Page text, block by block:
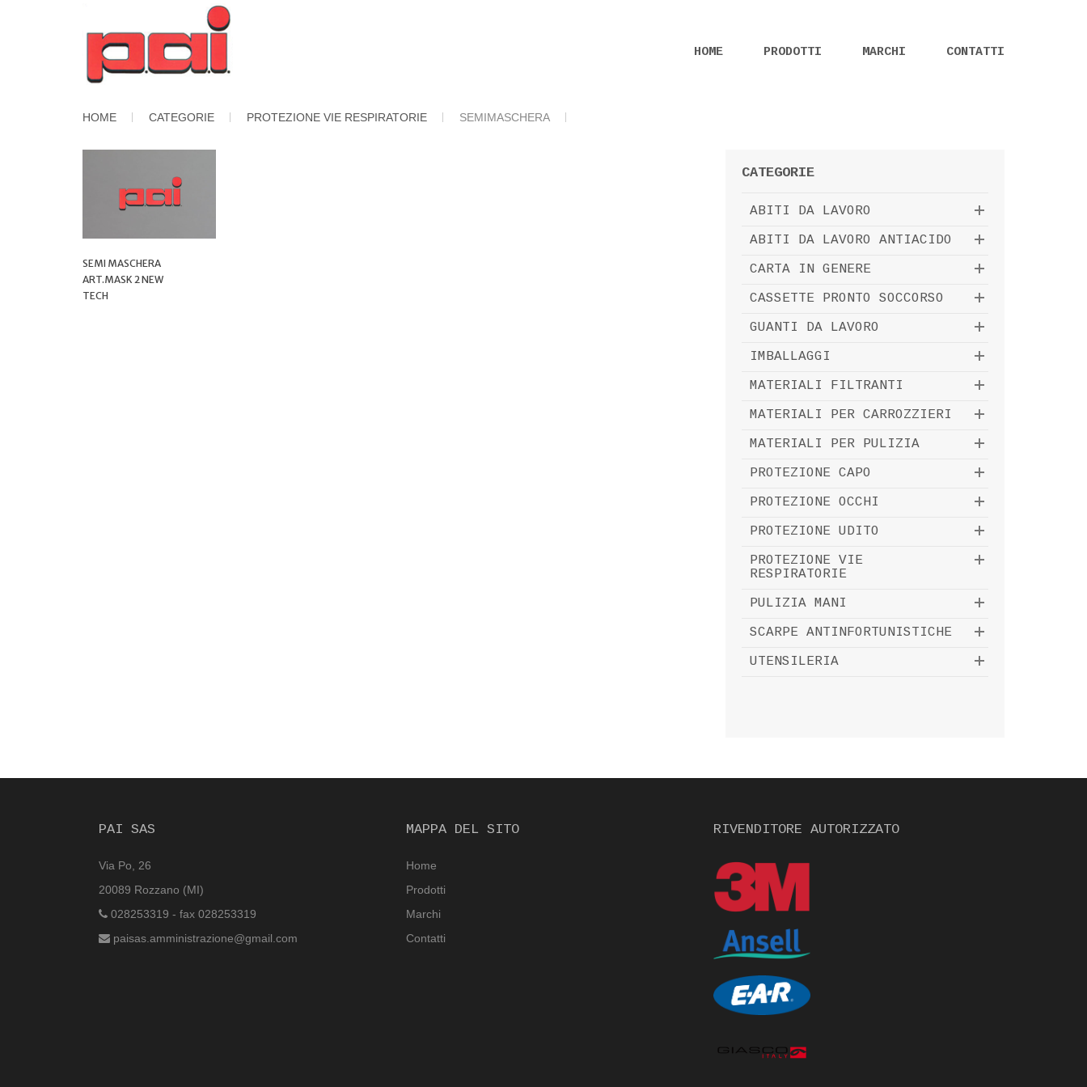
HOME PRODOTTI MARCHI CONTATTI
HOME CATEGORIE PROTEZIONE VIE RESPIRATORIE SEMIMASCHERA
SEMI MASCHERA
ART.MASK 2 NEW
TECH
CATEGORIE
ABITI DA LAVORO
ABITI DA LAVORO ANTIACIDO
CARTA IN GENERE
CASSETTE PRONTO SOCCORSO
GUANTI DA LAVORO
IMBALLAGGI
MATERIALI FILTRANTI
MATERIALI PER CARROZZIERI
MATERIALI PER PULIZIA
PROTEZIONE CAPO
PROTEZIONE OCCHI
PROTEZIONE UDITO
PROTEZIONE VIE
RESPIRATORIE
PULIZIA MANI
SCARPE ANTINFORTUNISTICHE
UTENSILERIA
PAI SAS
Via Po, 26
20089 Rozzano (MI)
028253319 - fax 028253319
paisas.amministrazione@gmail.com
MAPPA DEL SITO
Home
Prodotti
Marchi
Contatti
RIVENDITORE AUTORIZZATO